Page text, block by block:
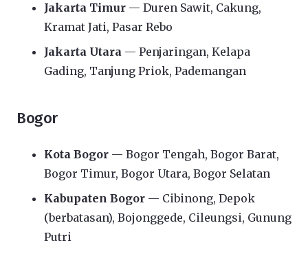
Jakarta Timur — Duren Sawit, Cakung,
Kramat Jati, Pasar Rebo
Jakarta Utara — Penjaringan, Kelapa
Gading, Tanjung Priok, Pademangan
Bogor
Kota Bogor — Bogor Tengah, Bogor Barat,
Bogor Timur, Bogor Utara, Bogor Selatan
Kabupaten Bogor — Cibinong, Depok
(berbatasan), Bojonggede, Cileungsi, Gunung
Putri